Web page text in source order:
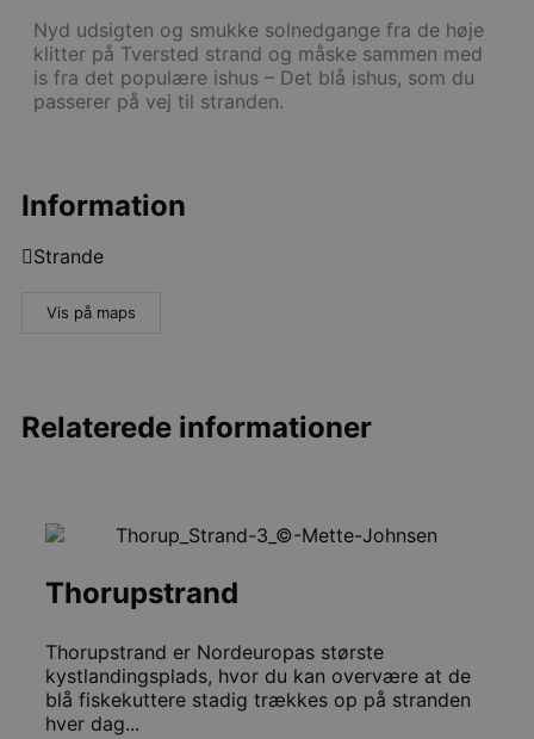
Nyd udsigten og smukke solnedgange fra de høje
klitter på Tversted strand og måske sammen med
is fra det populære ishus – Det blå ishus, som du
passerer på vej til stranden.
Information
Strande
Vis på maps
Relaterede informationer
Thorupstrand
Thorupstrand er Nordeuropas største
kystlandingsplads, hvor du kan overvære at de
blå fiskekuttere stadig trækkes op på stranden
hver dag...